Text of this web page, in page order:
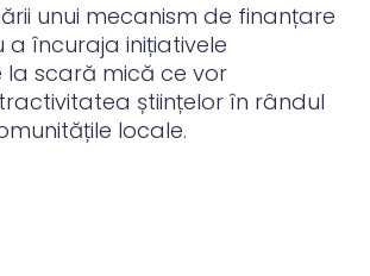
unui mecanism de finanțare
încuraja inițiativele
scară mică ce vor
științelor în rândul
locale.